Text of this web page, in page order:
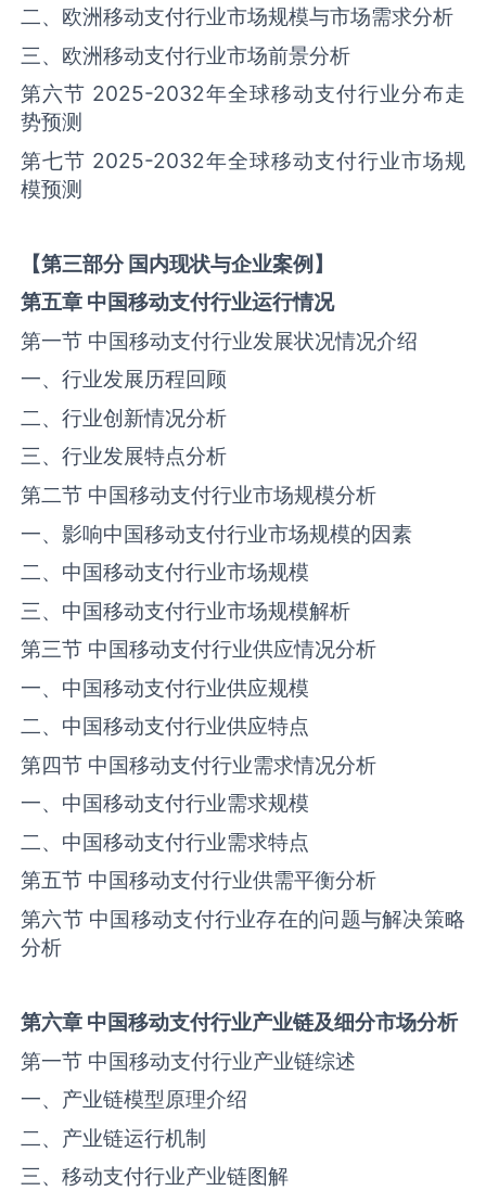
二、欧洲移动支付行业市场规模与市场需求分析
三、欧洲移动支付行业市场前景分析
第六节 2025-2032年全球移动支付行业分布走
势预测
第七节 2025-2032年全球移动支付行业市场规
模预测
【第三部分 国内现状与企业案例】
第五章 中国移动支付行业运行情况
第一节 中国移动支付行业发展状况情况介绍
一、行业发展历程回顾
二、行业创新情况分析
三、行业发展特点分析
第二节 中国移动支付行业市场规模分析
一、影响中国移动支付行业市场规模的因素
二、中国移动支付行业市场规模
三、中国移动支付行业市场规模解析
第三节 中国移动支付行业供应情况分析
一、中国移动支付行业供应规模
二、中国移动支付行业供应特点
第四节 中国移动支付行业需求情况分析
一、中国移动支付行业需求规模
二、中国移动支付行业需求特点
第五节 中国移动支付行业供需平衡分析
第六节 中国移动支付行业存在的问题与解决策略
分析
第六章 中国移动支付行业产业链及细分市场分析
第一节 中国移动支付行业产业链综述
一、产业链模型原理介绍
二、产业链运行机制
三、移动支付行业产业链图解